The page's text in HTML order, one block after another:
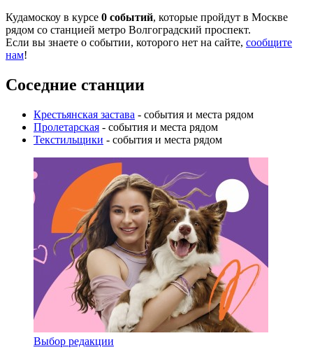
Кудамоскоу в курсе 0 событий, которые пройдут в Москве
рядом со станцией метро Волгоградский проспект.
Если вы знаете о событии, которого нет на сайте, сообщите
нам!
Соседние станции
Крестьянская застава - события и места рядом
Пролетарская - события и места рядом
Текстильщики - события и места рядом
Выбор редакции